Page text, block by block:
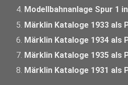
Modellbahnanlage Spur 1
Märklin Kataloge 1933 als
Märklin Kataloge 1934 als
Märklin Kataloge 1935 als
Märklin Kataloge 1931 als